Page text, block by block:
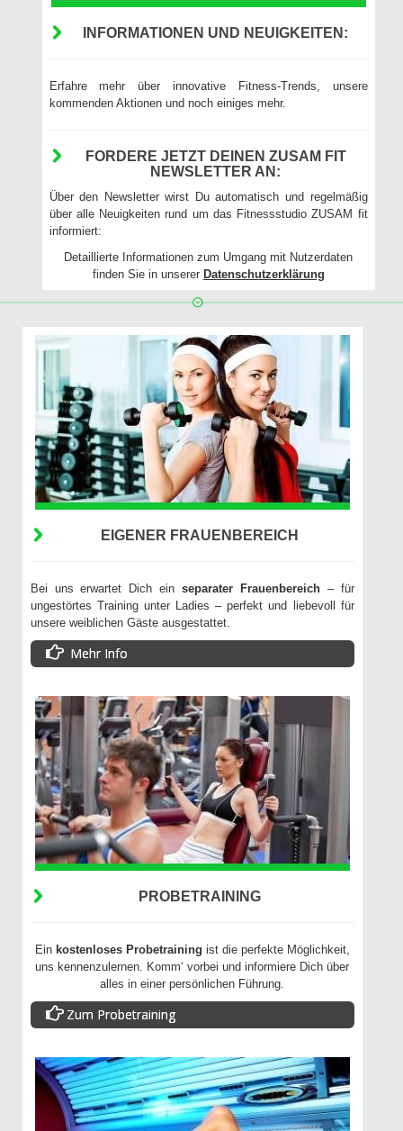
INFORMATIONEN UND NEUIGKEITEN:
Erfahre mehr über innovative Fitness-Trends, unsere
kommenden Aktionen und noch einiges mehr.
FORDERE JETZT DEINEN ZUSAM FIT
NEWSLETTER AN:
Über den Newsletter wirst Du automatisch und regelmäßig
über alle Neuigkeiten rund um das Fitnessstudio ZUSAM fit
informiert:
Detaillierte Informationen zum Umgang mit Nutzerdaten
finden Sie in unserer Datenschutzerklärung
EIGENER FRAUENBEREICH
Bei uns erwartet Dich einseparater Frauenbereich– für
ungestörtes Training unter Ladies – perfekt und liebevoll für
unsere weiblichen Gäste ausgestattet.
Mehr Info
PROBETRAINING
Ein kostenloses Probetraining ist die perfekte Möglichkeit,
uns kennenzulernen. Komm‘ vorbei und informiere Dich über
alles in einer persönlichen Führung.
Zum Probetraining